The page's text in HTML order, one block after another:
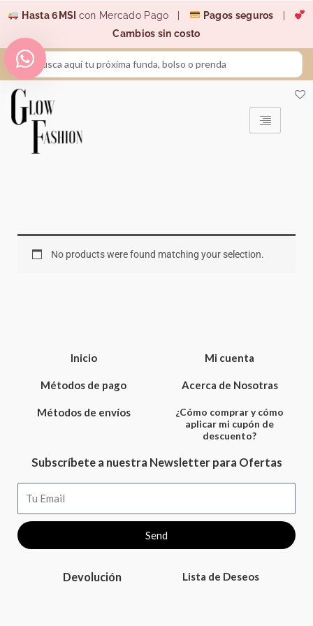
contenido
Hasta 6MSI con Mercado Pago | Pagos seguros
Cambios sin costo
Search
...
No products were found matching your selection.
Inicio
Métodos de pago
Métodos de envíos
Mi cuenta
Acerca de Nosotras
¿Cómo comprar y cómo
aplicar mi cupón de
descuento?
Subscríbete a nuestra Newsletter para Ofertas
Send
Devolución Lista de Deseos